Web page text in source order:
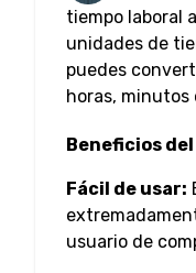
tiempo laboral
unidades de
puedes
horas, minutos
Beneficios
Fácil de usar:
usuario de